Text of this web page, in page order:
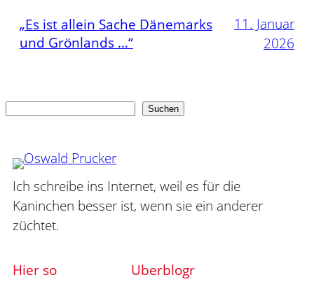
„Es ist allein Sache Dänemarks
und Grönlands …“
11. Januar
2026
Suchen
Ich schreibe ins Internet, weil es für die
Kaninchen besser ist, wenn sie ein anderer
züchtet.
Hier so Uberblogr